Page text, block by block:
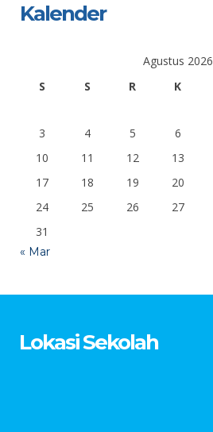
Kalender
Agustus 2026
S
S R K
3
4 5 6
10
11 12 13
17
18 19 20
24
25 26 27
31
« Mar
Lokasi Sekolah